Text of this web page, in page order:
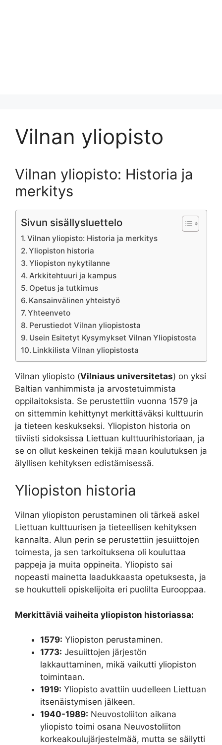
Vilnan yliopisto
Vilnan yliopisto: Historia ja
merkitys
Sivun sisällysluettelo
Vilnan yliopisto: Historia ja merkitys
Yliopiston historia
Yliopiston nykytilanne
Arkkitehtuuri ja kampus
Opetus ja tutkimus
Kansainvälinen yhteistyö
Yhteenveto
Perustiedot Vilnan yliopistosta
Usein Esitetyt Kysymykset Vilnan Yliopistosta
Linkkilista Vilnan yliopistosta
Vilnan yliopisto (Vilniaus universitetas) on yksi
Baltian vanhimmista ja arvostetuimmista
oppilaitoksista. Se perustettiin vuonna 1579 ja
on sittemmin kehittynyt merkittäväksi kulttuurin
ja tieteen keskukseksi. Yliopiston historia on
tiiviisti sidoksissa Liettuan kulttuurihistoriaan, ja
se on ollut keskeinen tekijä maan koulutuksen ja
älyllisen kehityksen edistämisessä.
Yliopiston historia
Vilnan yliopiston perustaminen oli tärkeä askel
Liettuan kulttuurisen ja tieteellisen kehityksen
kannalta. Alun perin se perustettiin jesuiittojen
toimesta, ja sen tarkoituksena oli kouluttaa
pappeja ja muita oppineita. Yliopisto sai
nopeasti mainetta laadukkaasta opetuksesta, ja
se houkutteli opiskelijoita eri puolilta Eurooppaa.
Merkittäviä vaiheita yliopiston historiassa:
1579: Yliopiston perustaminen.
1773: Jesuiittojen järjestön
lakkauttaminen, mikä vaikutti yliopiston
toimintaan.
1919: Yliopisto avattiin uudelleen Liettuan
itsenäistymisen jälkeen.
1940-1989: Neuvostoliiton aikana
yliopisto toimi osana Neuvostoliiton
korkeakoulujärjestelmää, mutta se säilytti